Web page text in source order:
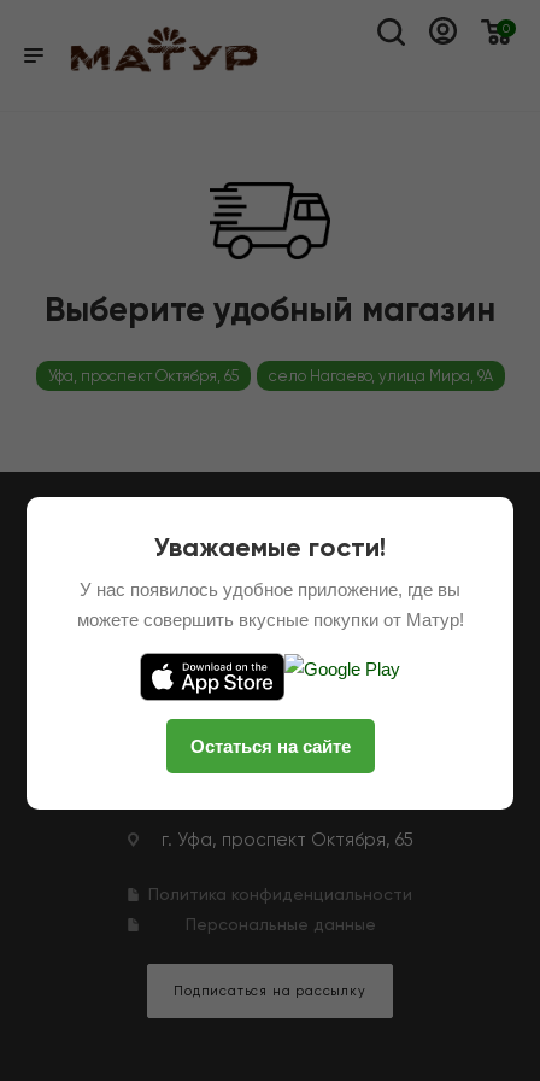
0
Выберите удобный магазин
Уфа, проспект Октября, 65 село Нагаево, улица Мира, 9А
ОПТОВЫЕ ПОСТАВКИ
НАШИ ФЕРМЕРЫ ВАКАНСИИ
КЛУБНАЯ ПРОГРАММА
+7 (927) 326-47-25 ЗАКАЗАТЬ ЗВОНОК
г. Уфа, проспект Октября, 65
Политика конфиденциальности
Персональные данные
Подписаться на рассылку
Уважаемые гости!
У нас появилось удобное приложение, где вы
можете совершить вкусные покупки от Матур!
Остаться на сайте